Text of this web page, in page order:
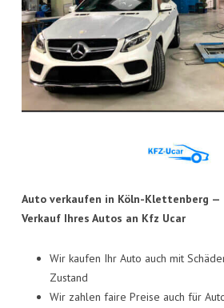
Auto ver­kau­fen in Köln-Klet­ten­berg —
Ver­kauf Ihres Autos an Kfz Ucar
Wir kau­fen Ihr Auto auch mit
Zustand
Wir zah­len fai­re Prei­se auch für